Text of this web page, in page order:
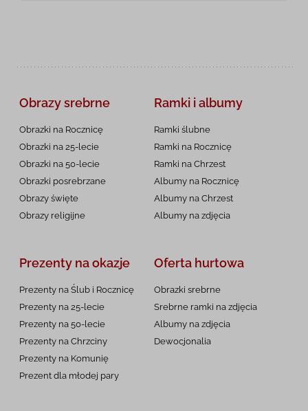
Obrazy srebrne
Obrazki na Rocznicę
Obrazki na 25-lecie
Obrazki na 50-lecie
Obrazki posrebrzane
Obrazy święte
Obrazy religijne
Ramki i albumy
Ramki ślubne
Ramki na Rocznicę
Ramki na Chrzest
Albumy na Rocznicę
Albumy na Chrzest
Albumy na zdjęcia
Prezenty na okazje
Prezenty na Ślub i Rocznicę
Prezenty na 25-lecie
Prezenty na 50-lecie
Prezenty na Chrzciny
Prezenty na Komunię
Prezent dla młodej pary
Oferta hurtowa
Obrazki srebrne
Srebrne ramki na zdjęcia
Albumy na zdjęcia
Dewocjonalia